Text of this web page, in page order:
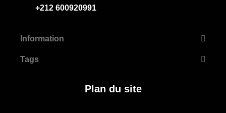
+212 600920991
Information
Tags
Plan du site